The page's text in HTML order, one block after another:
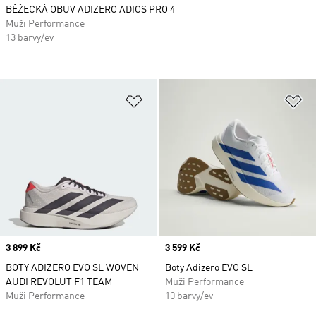
Price
3 899 Kč
BOTY ADIZERO EVO SL WOVEN
AUDI REVOLUT F1 TEAM
Muži Performance
Price
3 599 Kč
Boty Adizero EVO SL
Muži Performance
10 barvy/ev
BĚŽECKÁ OBUV ADIZERO ADIOS PRO 4
Muži Performance
13 barvy/ev